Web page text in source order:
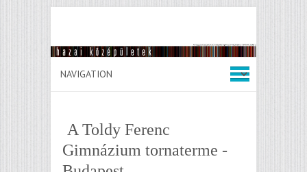
A Toldy Ferenc
Gimnázium tornaterme -